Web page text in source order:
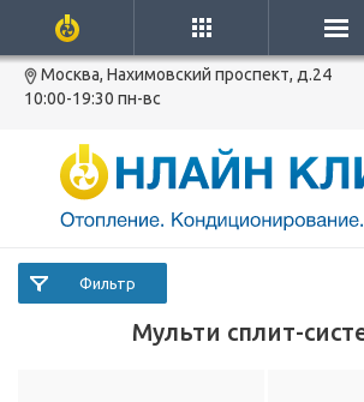
Москва, Нахимовский проспект, д.24
10:00-19:30 пн-вс
Мульти сплит-
Фильтр